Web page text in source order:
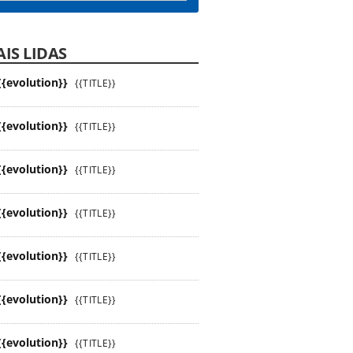
LIDAS
{{TITLE}}
{{TITLE}}
{{TITLE}}
{{TITLE}}
{{TITLE}}
{{TITLE}}
{{TITLE}}